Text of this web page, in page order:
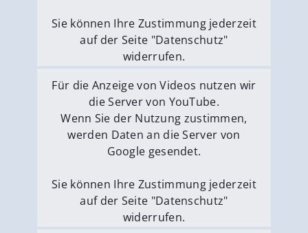
Sie können Ihre Zustimmung jederzeit
auf der Seite "Datenschutz"
widerrufen.
Externe Medien erlauben
Für die Anzeige von Videos nutzen wir
die Server von YouTube.
Wenn Sie der Nutzung zustimmen,
werden Daten an die Server von
Google gesendet.
Sie können Ihre Zustimmung jederzeit
auf der Seite "Datenschutz"
widerrufen.